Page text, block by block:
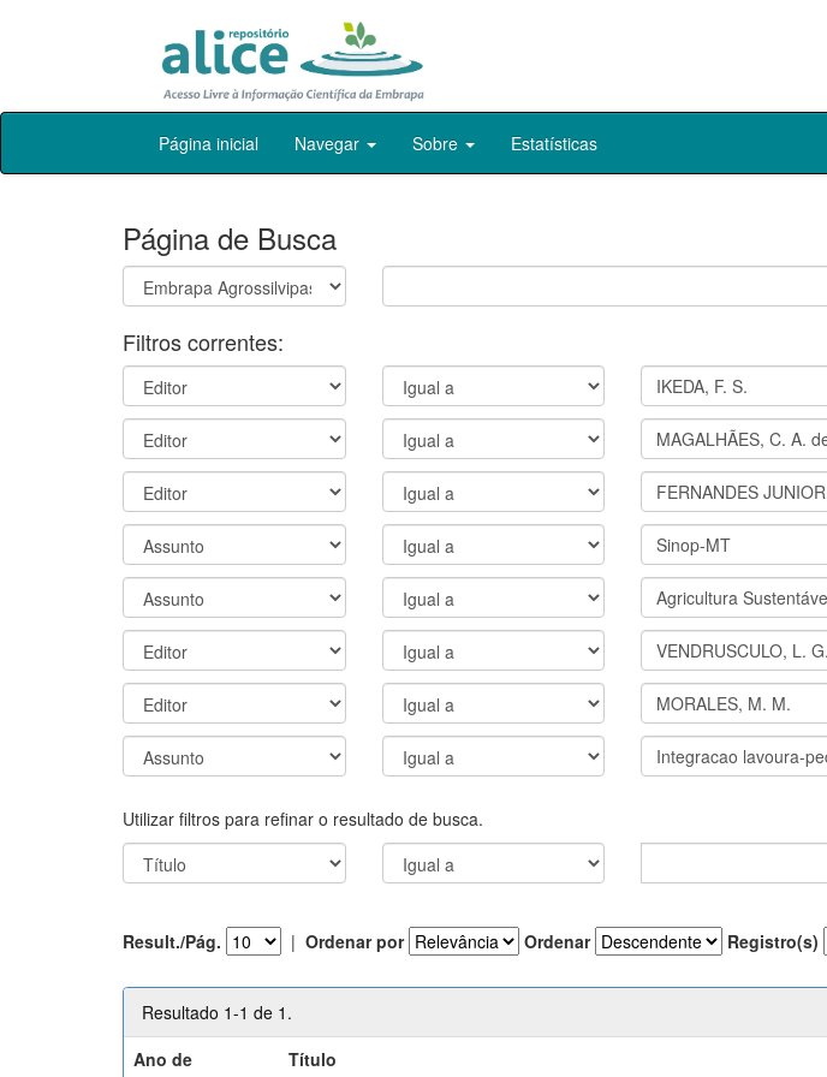
Skip
Página inicial Navegar Sobre Estatísticas
Página de Busca
Filtros correntes:
Utilizar filtros para refinar o resultado de busca.
Result./Pág. | Ordenar por Ordenar Registro(s)
Resultado 1-1 de 1.
Ano de
Título